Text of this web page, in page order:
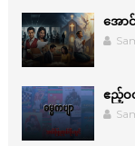
အော
ဧည့်